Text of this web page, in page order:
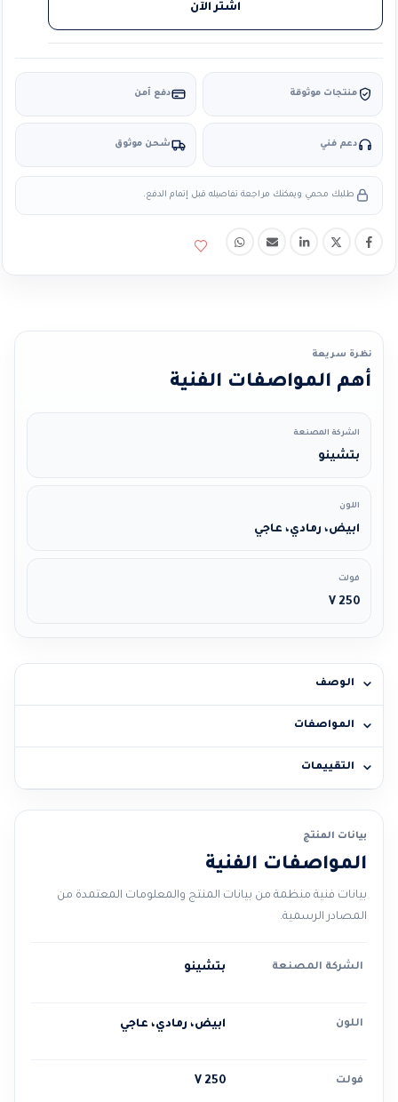
اشتر الآن
منتجات موثوقة دفع آمن
دعم فني شحن موثوق
طلبك محمي ويمكنك مراجعة تفاصيله قبل إتمام الدفع.
نظرة سريعة
أهم المواصفات الفنية
الشركة المصنعة
بتشينو
اللون
ابيض، رمادي، عاجي
فولت
250 V
الوصف
المواصفات
التقييمات
بيانات المنتج
المواصفات الفنية
بيانات فنية منظمة من بيانات المنتج والمعلومات المعتمدة من
المصادر الرسمية.
الشركة المصنعة بتشينو
اللون ابيض، رمادي، عاجي
فولت 250 V